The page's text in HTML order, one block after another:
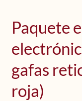
Paquete
gafas
roja)